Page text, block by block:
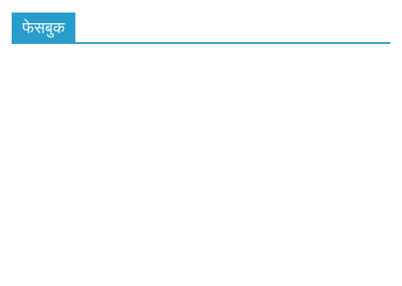
फेसबुक